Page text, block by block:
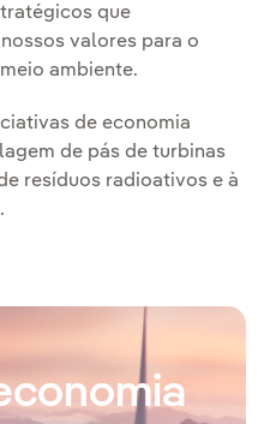
que
valores para o
ambiente.
de economia
de pás de turbinas
resíduos radioativos e à